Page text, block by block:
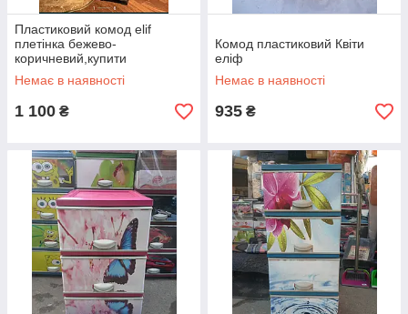
Пластиковий комод elif
плетінка бежево-
коричневий,купити
комод,ящик для речей та
іграшок(еліф)
Немає в наявності
1 100 ₴
Комод пластиковий Квіти
еліф
Немає в наявності
935 ₴